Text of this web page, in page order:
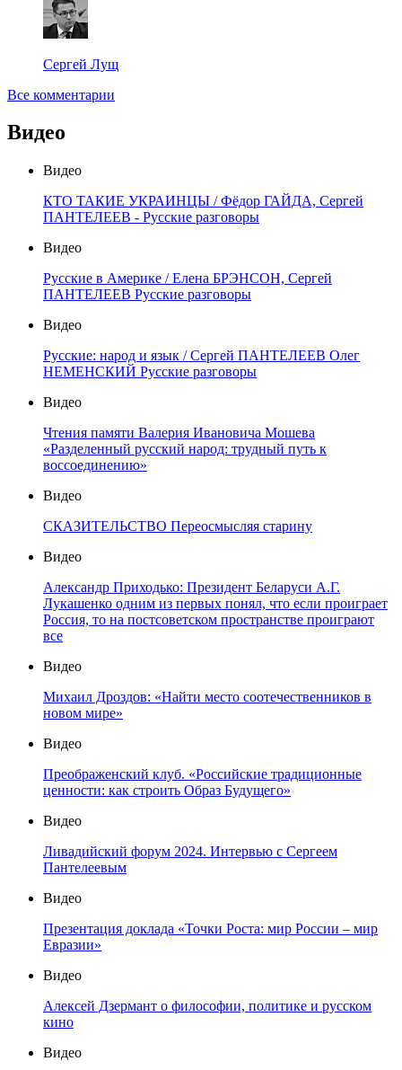
Сергей Лущ
Все комментарии
Видео
Видео
КТО ТАКИЕ УКРАИНЦЫ / Фёдор ГАЙДА, Сергей
ПАНТЕЛЕЕВ - Русские разговоры
Видео
Русские в Америке / Елена БРЭНСОН, Сергей
ПАНТЕЛЕЕВ Русские разговоры
Видео
Русские: народ и язык / Сергей ПАНТЕЛЕЕВ Олег
НЕМЕНСКИЙ Русские разговоры
Видео
Чтения памяти Валерия Ивановича Мошева
«Разделенный русский народ: трудный путь к
воссоединению»
Видео
СКАЗИТЕЛЬСТВО Переосмысляя старину
Видео
Александр Приходько: Президент Беларуси А.Г.
Лукашенко одним из первых понял, что если проиграет
Россия, то на постсоветском пространстве проиграют
все
Видео
Михаил Дроздов: «Найти место соотечественников в
новом мире»
Видео
Преображенский клуб. «Российские традиционные
ценности: как строить Образ Будущего»
Видео
Ливадийский форум 2024. Интервью с Сергеем
Пантелеевым
Видео
Презентация доклада «Точки Роста: мир России – мир
Евразии»
Видео
Алексей Дзермант о философии, политике и русском
кино
Видео